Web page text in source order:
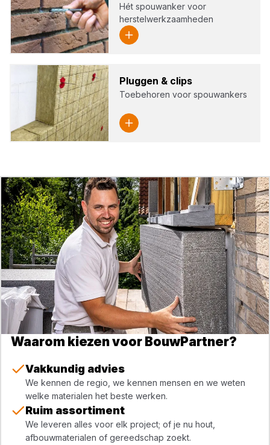
Hét spouwanker voor
herstelwerkzaamheden
Plug­gen & clips
Toebehoren voor spouwankers
Waarom kiezen voor BouwPartner?
Vakkundig advies
We kennen de regio, we kennen mensen en we weten
welke materialen het beste werken.
Ruim assortiment
We leveren alles voor elk project; of je nu hout,
afbouwmaterialen of gereedschap zoekt.